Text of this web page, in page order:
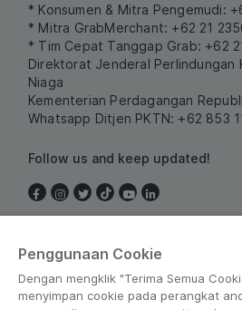
* Konsumen & Mitra Pengemudi:
* Mitra GrabMerchant: +62 21
* Tim Cepat Tanggap Grab: +62
Direktorat Jenderal Perlindungan
Niaga
Kementerian Perdagangan
Whatsapp Ditjen PKTN: +62 853
Follow us and keep updated!
Penggunaan Cookie
Dengan mengklik "Terima Semua
menyimpan cookie pada perangkat